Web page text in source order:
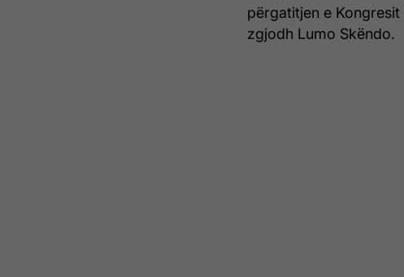
përgatitjen e
zgjodh Lumo Skëndo.